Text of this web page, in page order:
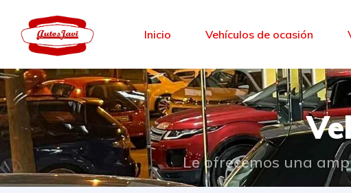
Inicio Vehículos de ocasión
Le ofrecemos una